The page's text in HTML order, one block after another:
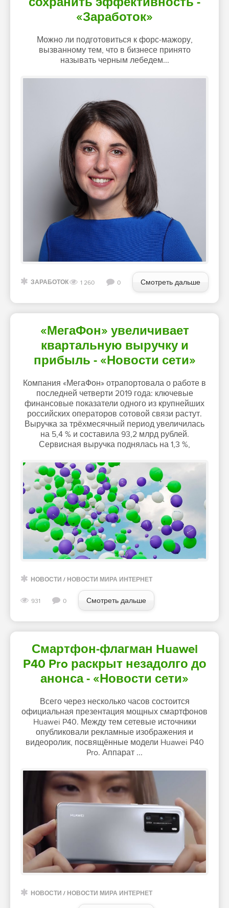
«Заработок»
Можно ли подготовиться к форс-мажору,
вызванному тем, что в бизнесе принято
называть черным лебедем...
ЗАРАБОТОК 1 260 0 Смотреть дальше
«МегаФон» увеличивает
квартальную выручку и
прибыль - «Новости сети»
Компания «МегаФон» отрапортовала о работе в
последней четверти 2019 года: ключевые
финансовые показатели одного из крупнейших
российских операторов сотовой связи растут.
Выручка за трёхмесячный период увеличилась
на 5,4 % и составила 93,2 млрд рублей.
Сервисная выручка поднялась на 1,3 %,
НОВОСТИ / НОВОСТИ МИРА ИНТЕРНЕТ
931 0 Смотреть дальше
Смартфон-флагман Huawei
P40 Pro раскрыт незадолго до
анонса - «Новости сети»
Всего через несколько часов состоится
официальная презентация мощных смартфонов
Huawei P40. Между тем сетевые источники
опубликовали рекламные изображения и
видеоролик, посвящённые модели Huawei P40
Pro. Аппарат ...
НОВОСТИ / НОВОСТИ МИРА ИНТЕРНЕТ